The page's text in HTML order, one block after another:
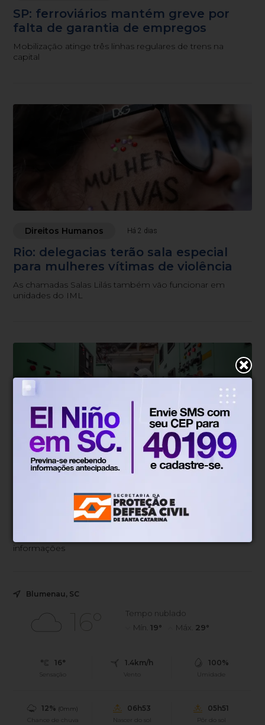
SP: ferroviários mantém greve por
falta de garantia de empregos
Mobilização atinge três linhas regulares de trens na
capital
Direitos Humanos Há 2 dias
Rio: delegacias terão sala especial
para mulheres vítimas de violência
As chamadas Salas Lilás também vão funcionar em
unidades do IML
Direitos Humanos Há 2 dias
Governo reúne dados sobre
igualdade salarial de homens e
mulheres
Empresas com 100 ou mais empregados devem enviar
informações
Blumenau, SC
16°
Tempo nublado
Mín. 19° Máx. 29°
16°
Sensação
1.4km/h
Vento
100%
Umidade
12% (0mm)
Chance de chuva
06h53
Nascer do sol
05h51
Pôr do sol